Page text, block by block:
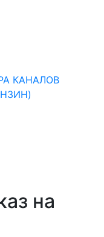
КАНАЛОВ
на